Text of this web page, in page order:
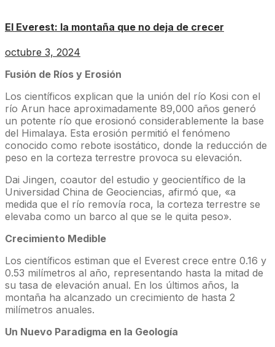
El Everest: la montaña que no deja de crecer
octubre 3, 2024
Fusión de Ríos y Erosión
Los científicos explican que la unión del río Kosi con el
río Arun hace aproximadamente 89,000 años generó
un potente río que erosionó considerablemente la base
del Himalaya. Esta erosión permitió el fenómeno
conocido como rebote isostático, donde la reducción de
peso en la corteza terrestre provoca su elevación.
Dai Jingen, coautor del estudio y geocientífico de la
Universidad China de Geociencias, afirmó que, «a
medida que el río removía roca, la corteza terrestre se
elevaba como un barco al que se le quita peso».
Crecimiento Medible
Los científicos estiman que el Everest crece entre 0.16 y
0.53 milímetros al año, representando hasta la mitad de
su tasa de elevación anual. En los últimos años, la
montaña ha alcanzado un crecimiento de hasta 2
milímetros anuales.
Un Nuevo Paradigma en la Geología